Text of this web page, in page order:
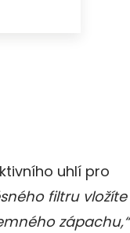
uhlí pro
filtru vložíte
zápachu,“